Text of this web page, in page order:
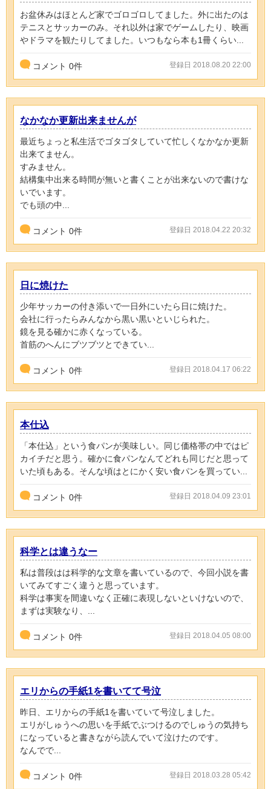
お盆休みはほとんど家でゴロゴロしてました。外に出たのは
テニスとサッカーのみ。それ以外は家でゲームしたり、映画
やドラマを観たりしてました。いつもなら本も1冊くらい...
コメント 0件 登録日 2018.08.20 22:00
なかなか更新出来ませんが
最近ちょっと私生活でゴタゴタしていて忙しくなかなか更新
出来てません。
すみません。
結構集中出来る時間が無いと書くことが出来ないので書けな
いでいます。
でも頭の中...
コメント 0件 登録日 2018.04.22 20:32
日に焼けた
少年サッカーの付き添いで一日外にいたら日に焼けた。
会社に行ったらみんなから黒い黒いといじられた。
鏡を見る確かに赤くなっている。
首筋のへんにブツブツとできてい...
コメント 0件 登録日 2018.04.17 06:22
本仕込
「本仕込」という食パンが美味しい。同じ価格帯の中ではピ
カイチだと思う。確かに食パンなんてどれも同じだと思って
いた頃もある。そんな頃はとにかく安い食パンを買ってい...
コメント 0件 登録日 2018.04.09 23:01
科学とは違うなー
私は普段はは科学的な文章を書いているので、今回小説を書
いてみてすごく違うと思っています。
科学は事実を間違いなく正確に表現しないといけないので、
まずは実験なり、...
コメント 0件 登録日 2018.04.05 08:00
エリからの手紙1を書いてて号泣
昨日、エリからの手紙1を書いていて号泣しました。
エリがしゅうへの思いを手紙でぶつけるのでしゅうの気持ち
になっていると書きながら読んでいて泣けたのです。
なんでで...
コメント 0件 登録日 2018.03.28 05:42